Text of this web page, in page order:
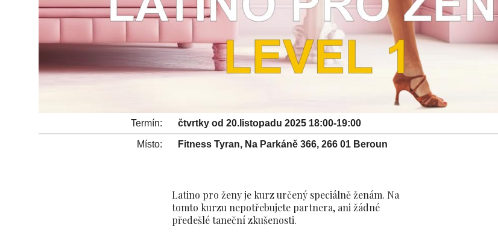
Termín: čtvrtky od 20.listopadu 2025 18:00-19:00
Místo: Fitness Tyran, Na Parkáně 366, 266 01 Beroun
Latino pro ženy je kurz určený speciálně ženám. Na
tomto kurzu nepotřebujete partnera, ani žádné
předešlé taneční zkušenosti.